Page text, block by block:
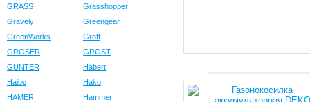
GRASS
Grasshopper
Gravely
Greengear
GreenWorks
Groff
GROSER
GROST
GUNTER
Habert
Haibo
Hako
HAMER
Hammer